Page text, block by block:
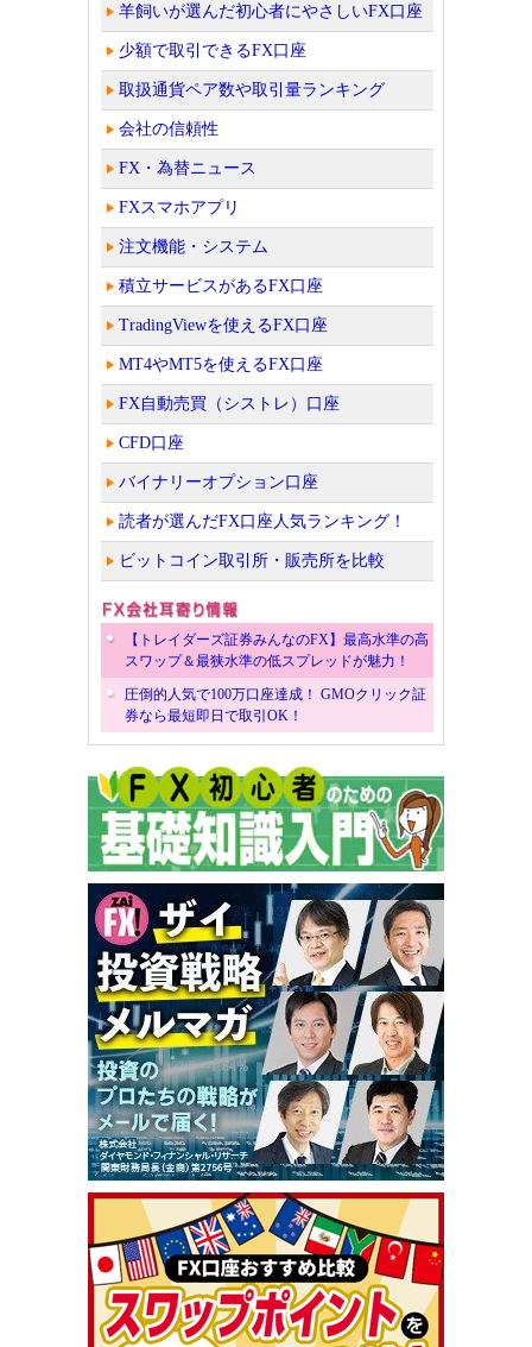
羊飼いが選んだ初心者にやさしいFX口座
少額で取引できるFX口座
取扱通貨ペア数や取引量ランキング
会社の信頼性
FX・為替ニュース
FXスマホアプリ
注文機能・システム
積立サービスがあるFX口座
TradingViewを使えるFX口座
MT4やMT5を使えるFX口座
FX自動売買（シストレ）口座
CFD口座
バイナリーオプション口座
読者が選んだFX口座人気ランキング！
ビットコイン取引所・販売所を比較
【トレイダーズ証券みんなのFX】最高水準の高
スワップ＆最狭水準の低スプレッドが魅力！
圧倒的人気で100万口座達成！ GMOクリック証
券なら最短即日で取引OK！